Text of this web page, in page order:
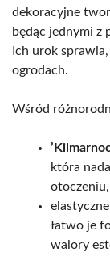
dekoracyjne
będąc jednymi z
Ich urok
ogrodach.
Wśród
która
otoczeniu,
łatwo je
walory